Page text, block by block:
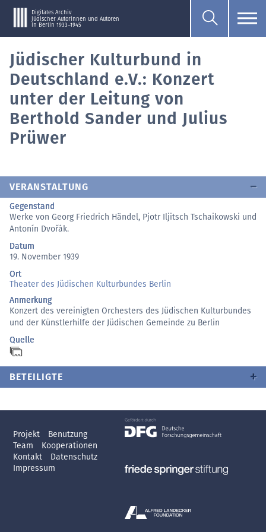
Digitales Archiv
jüdischer Autorinnen und Autoren
in Berlin 1933–1945
Jüdischer Kulturbund in
Deutschland e.V.: Konzert
unter der Leitung von
Berthold Sander und Julius
Prüwer
VERANSTALTUNG
Gegenstand
Werke von Georg Friedrich Händel, Pjotr Iljitsch Tschaikowski und
Antonín Dvořák.
Datum
19. November 1939
Ort
Theater des Jüdischen Kulturbundes Berlin
Anmerkung
Konzert des vereinigten Orchesters des Jüdischen Kulturbundes
und der Künstlerhilfe der Jüdischen Gemeinde zu Berlin
Quelle
BETEILIGTE
Projekt
Benutzung
Team
Kooperationen
Kontakt
Datenschutz
Impressum